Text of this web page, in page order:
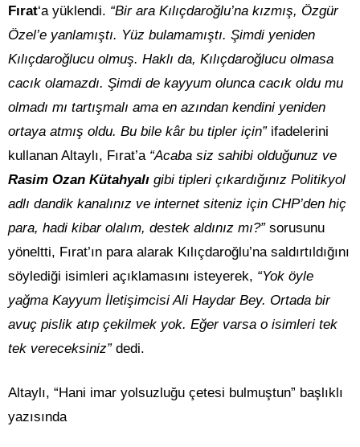
Fırat‘a yüklendi. “Bir ara Kılıçdaroğlu’na kızmış, Özgür
Özel’e yanlamıştı. Yüz bulamamıştı. Şimdi yeniden
Kılıçdaroğlucu olmuş. Haklı da, Kılıçdaroğlucu olmasa
cacık olamazdı. Şimdi de kayyum olunca cacık oldu mu
olmadı mı tartışmalı ama en azından kendini yeniden
ortaya atmış oldu. Bu bile kâr bu tipler için”ifadelerini
kullanan Altaylı, Fırat’a “Acaba siz sahibi olduğunuz ve
Rasim Ozan Kütahyalı gibi tipleri çıkardığınız Politikyol
adlı dandik kanalınız ve internet siteniz için CHP’den hiç
para, hadi kibar olalım, destek aldınız mı?”sorusunu
yöneltti, Fırat’ın para alarak Kılıçdaroğlu’na saldırtıldığını
söylediği isimleri açıklamasını isteyerek, “Yok öyle
yağma Kayyum İletişimcisi Ali Haydar Bey. Ortada bir
avuç pislik atıp çekilmek yok. Eğer varsa o isimleri tek
tek vereceksiniz”dedi.
Altaylı, “Hani imar yolsuzluğu çetesi bulmuştun” başlıklı
yazısında